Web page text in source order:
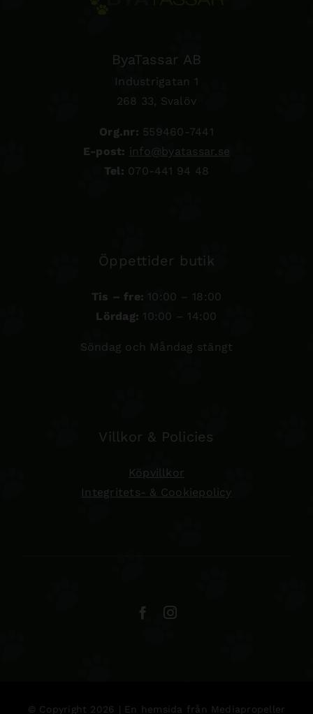
ByaTassar AB
Industrigatan 1
268 33, Svalöv
Org.nr: 559460-7441
E-post: info@byatassar.se
Tel: 070-441 94 48
Öppettider butik
Tis – fre: 10:00 – 18:00
Lördag: 10:00 – 14:00
Söndag och Måndag stängt
Villkor & Policies
Köpvillkor
Integritets- & Cookiepolicy
© Copyright 2026 | En hemsida från Mediapropeller